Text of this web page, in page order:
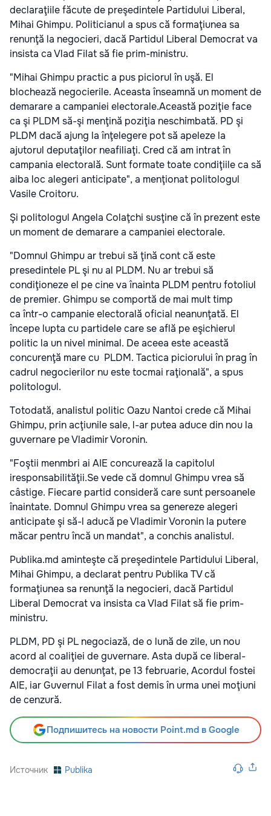
declaraţiile făcute de preşedintele Partidului Liberal,
Mihai Ghimpu. Politicianul a spus că formaţiunea sa
renunţă la negocieri, dacă Partidul Liberal Democratva
insista ca Vlad Filat să fie prim-ministru.
"Mihai Ghimpu practic a pus piciorul în uşă. El
blochează negocierile. Aceasta înseamnă un moment de
demarare a campaniei electorale.Această poziţie face
ca şi PLDM să-şi menţină poziţia neschimbată. PD şi
PLDM dacă ajung la înţelegere pot să apeleze la
ajutorul deputaţilor neafiliaţi. Cred că am intrat în
campania electorală. Sunt formate toate condiţiile ca să
aiba loc alegeri anticipate", a menţionat politologul
Vasile Croitoru.
Şi politologul Angela Colaţchi susţine că în prezent este
un moment de demarare a campaniei electorale.
"Domnul Ghimpu ar trebui să ţină cont că este
presedintele PL şi nu al PLDM. Nu ar trebui să
condiţioneze el pe cine va înainta PLDM pentru fotoliul
de premier. Ghimpu se comportă de mai mult timp
ca într-o campanie electorală oficial neanunţată. El
începe lupta cu partidele care se află pe eşichierul
politic la un nivel minimal. De aceea este această
concurenţă mare cu PLDM. Tactica piciorului în prag în
cadrul negocierilor nu este tocmai raţională", a spus
politologul.
Totodată, analistul politic Oazu Nantoi crede că Mihai
Ghimpu, prin acţiunile sale, l-ar putea aduce din nou la
guvernare pe Vladimir Voronin.
"Foştii menmbri ai AIE concurează la capitolul
iresponsabilităţii.Se vede că domnul Ghimpu vrea să
câstige. Fiecare partid consideră care sunt persoanele
înaintate. Domnul Ghimpu vrea sa genereze alegeri
anticipate şi să-l aducă pe Vladimir Voronin la putere
măcar pentru încă un mandat", a conchis analistul.
Publika.md aminteşte că preşedintele Partidului Liberal,
Mihai Ghimpu, a declarat pentru Publika TV că
formaţiunea sa renunţă la negocieri, dacă Partidul
Liberal Democrat va insista ca Vlad Filat să fie prim-
ministru.
PLDM, PD şi PL negociază, de o lună de zile, un nou
acord al coaliţiei de guvernare. Asta după ce liberal-
democraţii au denunţat, pe 13 februarie, Acordul fostei
AIE, iar Guvernul Filat a fost demis în urma unei moţiuni
de cenzură.
Подпишитесь на новости Point.md в Google
Источник Publika